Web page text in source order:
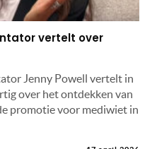
vertelt over
Jenny Powell vertelt in
over het ontdekken van
promotie voor mediwiet in